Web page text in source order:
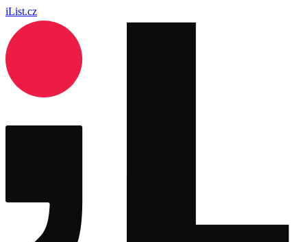
iList.cz